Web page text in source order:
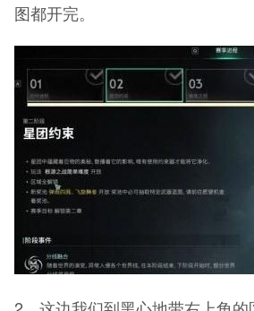
图都开完。